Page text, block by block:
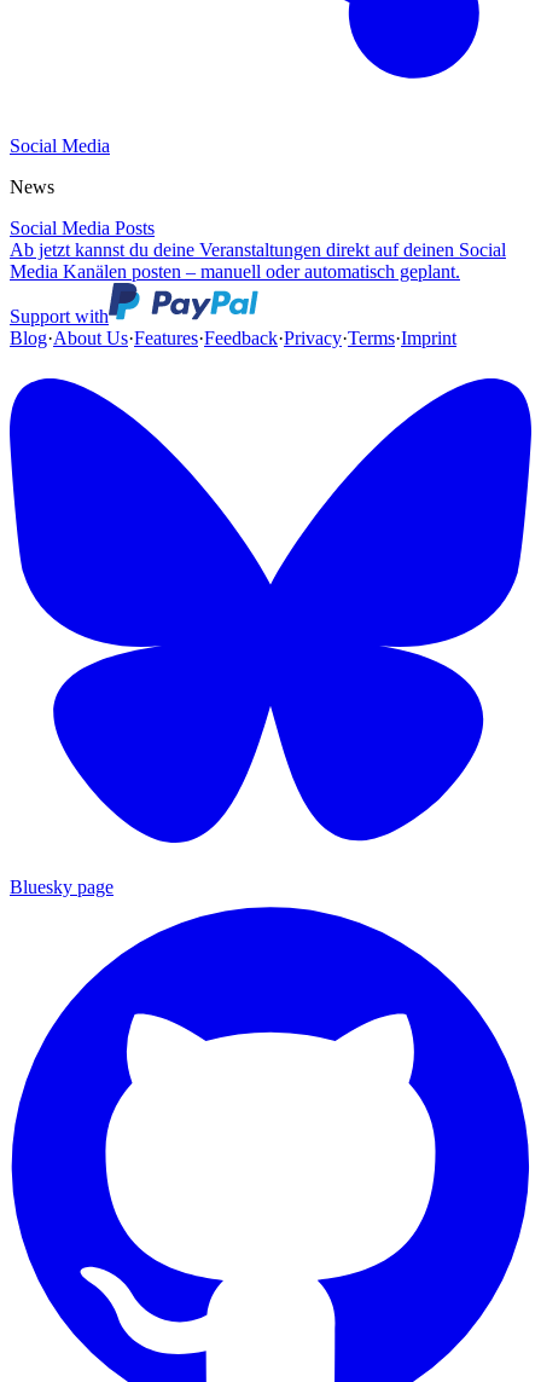
Social Media
News
Social Media Posts
Ab jetzt kannst du deine Veranstaltungen direkt auf deinen Social
Media Kanälen posten – manuell oder automatisch geplant.
Support with
Blog·About Us·Features·Feedback·Privacy·Terms·Imprint
Bluesky page